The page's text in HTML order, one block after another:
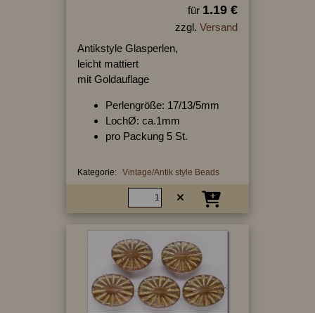
für 1.19 €
zzgl. Versand
Antikstyle Glasperlen,
leicht mattiert
mit Goldauflage
Perlengröße: 17/13/5mm
LochØ: ca.1mm
pro Packung 5 St.
Kategorie: Vintage/Antik style Beads